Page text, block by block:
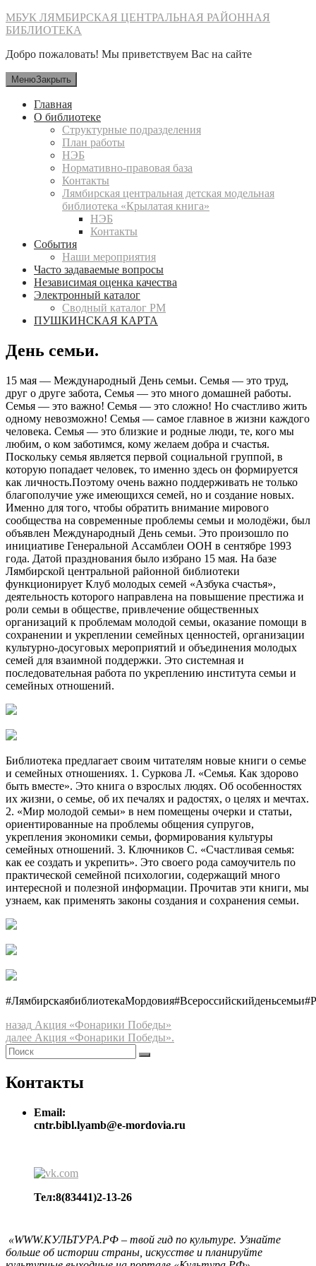
Перейти
к
МБУК ЛЯМБИРСКАЯ ЦЕНТРАЛЬНАЯ РАЙОННАЯ
БИБЛИОТЕКА
Добро пожаловать! Мы приветствуем Вас на сайте
МенюЗакрыть
Главная
О библиотеке
Структурные подразделения
План работы
НЭБ
Нормативно-правовая база
Контакты
Лямбирская центральная детская модельная
библиотека «Крылатая книга»
НЭБ
Контакты
События
Наши мероприятия
Часто задаваемые вопросы
Независимая оценка качества
Электронный каталог
Сводный каталог РМ
ПУШКИНСКАЯ КАРТА
День семьи.
15 мая — Международный День семьи. Семья — это труд,
друг о друге забота, Семья — это много домашней работы.
Семья — это важно! Семья — это сложно! Но счастливо жить
одному невозможно! Семья — самое главное в жизни каждого
человека. Семья — это близкие и родные люди, те, кого мы
любим, о ком заботимся, кому желаем добра и счастья.
Поскольку семья является первой социальной группой, в
которую попадает человек, то именно здесь он формируется
как личность.Поэтому очень важно поддерживать не только
благополучие уже имеющихся семей, но и создание новых.
Именно для того, чтобы обратить внимание мирового
сообщества на современные проблемы семьи и молодёжи, был
объявлен Международный День семьи. Это произошло по
инициативе Генеральной Ассамблеи ООН в сентябре 1993
года. Датой празднования было избрано 15 мая. На базе
Лямбирской центральной районной библиотеки
функционирует Клуб молодых семей «Азбука счастья»,
деятельность которого направлена на повышение престижа и
роли семьи в обществе, привлечение общественных
организаций к проблемам молодой семьи, оказание помощи в
сохранении и укреплении семейных ценностей, организации
культурно-досуговых мероприятий и объединения молодых
семей для взаимной поддержки. Это системная и
последовательная работа по укреплению института семьи и
семейных отношений.
Библиотека предлагает своим читателям новые книги о семье
и семейных отношениях. 1. Суркова Л. «Семья. Как здорово
быть вместе». Это книга о взрослых людях. Об особенностях
их жизни, о семье, об их печалях и радостях, о целях и мечтах.
2. «Мир молодой семьи» в нем помещены очерки и статьи,
ориентированные на проблемы общения супругов,
укрепления экономики семьи, формирования культуры
семейных отношений. 3. Ключников С. «Счастливая семья:
как ее создать и укрепить». Это своего рода самоучитель по
практической семейной психологии, содержащий много
интересной и полезной информации. Прочитав эти книги, мы
узнаем, как применять законы создания и сохранения семьи.
#ЛямбирскаябиблиотекаМордовия#Всероссийскийденьсемьи
Навигация
по
записям
назад Предыдущая
запись:
Акция «Фонарики Победы»
далее Следующая
Акция «Фонарики Победы».
Найти:
Поиск
Контакты
Email:
cntr.bibl.lyamb@e-mordovia.ru
Тел:8(83441)2-13-26
«WWW.КУЛЬТУРА.РФ – твой гид по культуре. Узнайте
больше об истории страны, искусстве и планируйте